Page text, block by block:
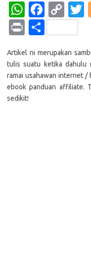
W
h
at
s
A
p
p
Fa
c
e
b
o
o
C
o
p
y
Li
n
r
Pr
t
S
ar
e
Artikel ni merupakan
tulis suatu ketika dahulu
ramai usahawan internet /
ebook panduan affiliate.
sedikit!